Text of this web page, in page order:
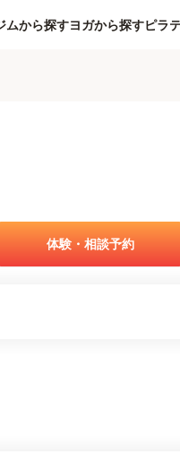
ムから探すヨガから探すピラ
体験・相談予約